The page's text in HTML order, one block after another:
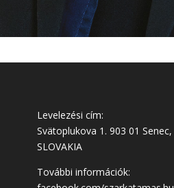
Levelezési cím:
Svätoplukova 1. 903 01 Senec,
SLOVAKIA
További információk: